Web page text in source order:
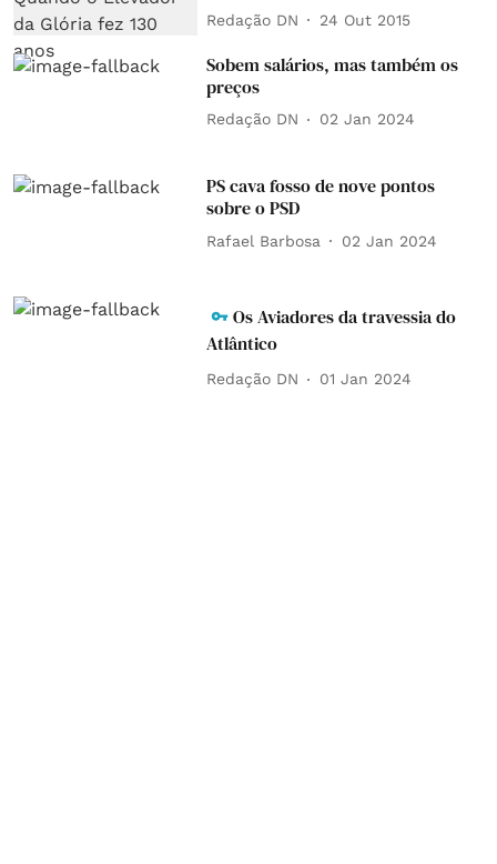
Redação DN 24 Out 2015
Sobem salários, mas também os
preços
Redação DN 02 Jan 2024
PS cava fosso de nove pontos
sobre o PSD
Rafael Barbosa 02 Jan 2024
Os Aviadores da travessia do
Atlântico
Redação DN 01 Jan 2024